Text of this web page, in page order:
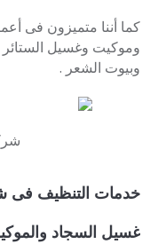
كما أننا متميزون فى
وموكيت وغسيل
وبيوت الشعر .
خدمات التنظيف فى
غسيل السجاد